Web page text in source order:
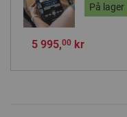
På lager
5 995,00kr